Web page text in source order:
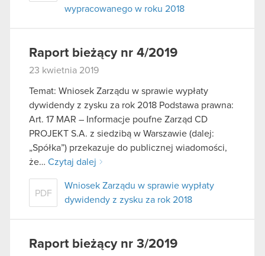
wypracowanego w roku 2018
Raport bieżący nr 4/2019
23 kwietnia 2019
Temat: Wniosek Zarządu w sprawie wypłaty
dywidendy z zysku za rok 2018 Podstawa prawna:
Art. 17 MAR – Informacje poufne Zarząd CD
PROJEKT S.A. z siedzibą w Warszawie (dalej:
„Spółka”) przekazuje do publicznej wiadomości,
że… Czytaj dalej
PDF
Wniosek Zarządu w sprawie wypłaty
dywidendy z zysku za rok 2018
Raport bieżący nr 3/2019